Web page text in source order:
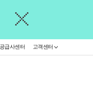
급사센터 고객센터